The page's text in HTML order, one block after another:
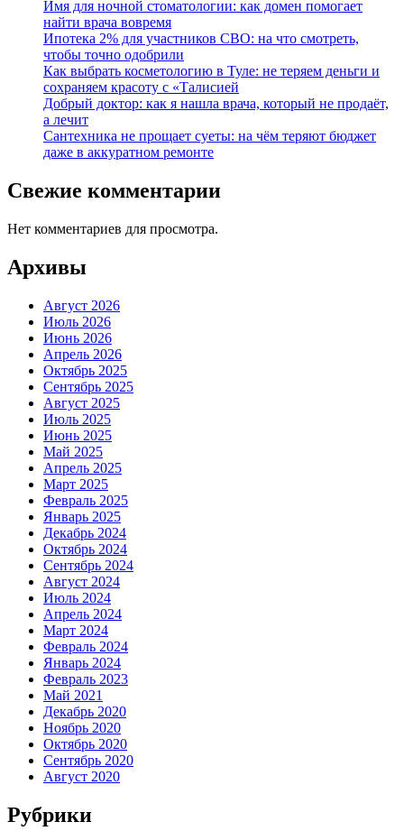
Имя для ночной стоматологии: как домен помогает
найти врача вовремя
Ипотека 2% для участников СВО: на что смотреть,
чтобы точно одобрили
Как выбрать косметологию в Туле: не теряем деньги и
сохраняем красоту с «Талисией
Добрый доктор: как я нашла врача, который не продаёт,
а лечит
Сантехника не прощает суеты: на чём теряют бюджет
даже в аккуратном ремонте
Свежие комментарии
Нет комментариев для просмотра.
Архивы
Август 2026
Июль 2026
Июнь 2026
Апрель 2026
Октябрь 2025
Сентябрь 2025
Август 2025
Июль 2025
Июнь 2025
Май 2025
Апрель 2025
Март 2025
Февраль 2025
Январь 2025
Декабрь 2024
Октябрь 2024
Сентябрь 2024
Август 2024
Июль 2024
Апрель 2024
Март 2024
Февраль 2024
Январь 2024
Февраль 2023
Май 2021
Декабрь 2020
Ноябрь 2020
Октябрь 2020
Сентябрь 2020
Август 2020
Рубрики